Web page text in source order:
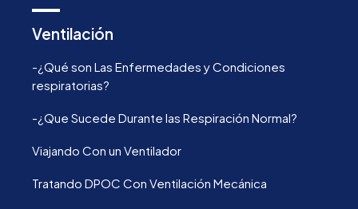
Ventilación
-¿Qué son Las Enfermedades y Condiciones
respiratorias?
-¿Que Sucede Durante las Respiración Normal?
Viajando Con un Ventilador
Tratando DPOC Con Ventilación Mecánica